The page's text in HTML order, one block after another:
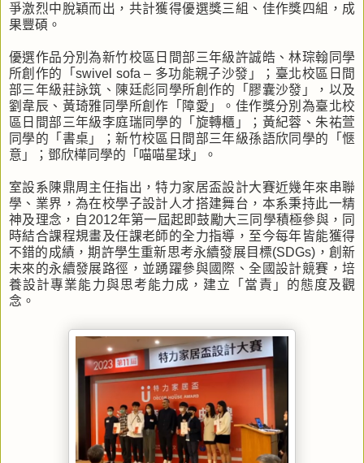
爭激烈中脫穎而出，共計獲得優選獎三組、佳作獎四組，成
果豐碩。
優選作品分別為新竹校區日間部三年級許誠皓、林琮翰同學
所創作的「swivel sofa – 多功能親子沙發」；臺北校區日間
部三年級莊詠筑、陳廷彪同學所創作的「膠囊沙發」，以及
劉韋辰、黃琦雅同學所創作「障愛」。佳作獎分別為臺北校
區日間部三年級李庭瑞同學的「旋轉櫃」；黃紀蓉、朱祐萱
同學的「書桌」；新竹校區日間部三年級孫語欣同學的「愜
意」；鄧欣樺同學的「喵喵星球」。
室設系陳鼎周主任指出，特力家居盃設計大賽近幾年來串聯
學、業界，為在校學子設計人才搭建舞台，本系秉持此一精
神及理念，自2012年第一屆起即鼓勵大三同學積極參與，同
時結合課程規畫及任課老師的全力指導，至今每年皆能獲得
不錯的成績，期許學生重新思考永續發展目標(SDGs)，創新
未來的永續發展路徑，並踴躍參與國際、全國設計競賽，培
養設計專業能力與思考能力成，建立「當責」的態度及觀
念。